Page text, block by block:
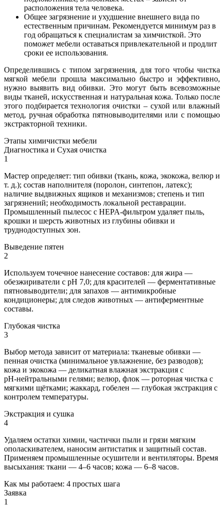
расположения тела человека.
Общее загрязнение и ухудшение внешнего вида по
естественным причинам. Рекомендуется минимум раз в
год обращаться к специалистам за химчисткой. Это
поможет мебели оставаться привлекательной и продлит
сроки ее использования.
Определившись с типом загрязнения, для того чтобы чистка
мягкой мебели прошла максимально быстро и эффективно,
нужно выявить вид обивки. Это могут быть всевозможные
виды тканей, искусственная и натуральная кожа. Только после
этого подбирается технология очистки – сухой или влажный
метод, ручная обработка пятновыводителями или с помощью
экстракторной техники.
Этапы химичистки мебели
Диагностика и Сухая очистка
1
Мастер определяет: тип обивки (ткань, кожа, экокожа, велюр и
т. д.); состав наполнителя (поролон, синтепон, латекс);
наличие выдвижных ящиков и механизмов; степень и тип
загрязнений; необходимость локальной реставрации.
Промышленный пылесос с HEPA‑фильтром удаляет пыль,
крошки и шерсть животных из глубины обивки и
труднодоступных зон.
Выведение пятен
2
Используем точечное нанесение составов: для жира —
обезжириватели с pH 7,0; для красителей — ферментативные
пятновыводители; для запахов — антимикробные
кондиционеры; для следов животных — антиферментные
составы.
Глубокая чистка
3
Выбор метода зависит от материала: тканевые обивки —
пенная очистка (минимальное увлажнение, без разводов);
кожа и экокожа — деликатная влажная экстракция с
pH‑нейтральными гелями; велюр, флок — роторная чистка с
мягкими щётками; жаккард, гобелен — глубокая экстракция с
контролем температуры.
Экстракция и сушка
4
Удаляем остатки химии, частички пыли и грязи мягким
ополаскивателем, наносим антистатик и защитный состав.
Применяем промышленные осушители и вентиляторы. Время
высыхания: ткани — 4–6 часов; кожа — 6–8 часов.
Как мы работаем: 4 простых шага
Заявка
1